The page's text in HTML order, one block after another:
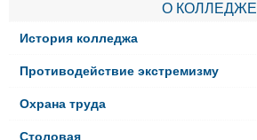
О КОЛЛЕДЖЕ
История колледжа
Противодействие экстремизму
Охрана труда
Столовая